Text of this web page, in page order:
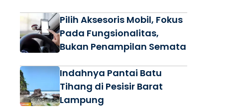
Pilih Aksesoris Mobil, Fokus
Pada Fungsionalitas,
Bukan Penampilan Semata
Indahnya Pantai Batu
Tihang di Pesisir Barat
Lampung